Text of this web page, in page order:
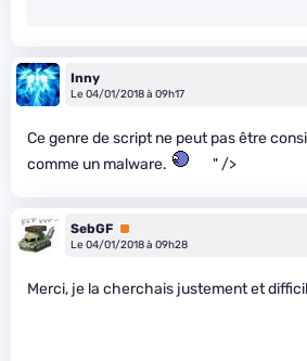
Inny
Le 04/01/2018 à 09h17
Ce genre de script ne peut pas être
comme un malware.
" />
SebGF Premium
Le 04/01/2018 à 09h28
Merci, je la cherchais justement et